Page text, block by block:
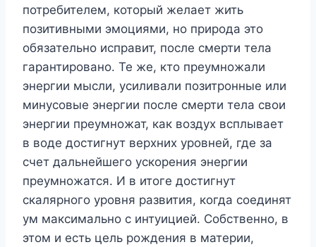
потребителем, который желает жить
позитивными эмоциями, но природа это
обязательно исправит, после смерти тела
гарантировано. Те же, кто преумножали
энергии мысли, усиливали позитронные или
минусовые энергии после смерти тела свои
энергии преумножат, как воздух всплывает
в воде достигнут верхних уровней, где за
счет дальнейшего ускорения энергии
преумножатся. И в итоге достигнут
скалярного уровня развития, когда соединят
ум максимально с интуицией. Собственно, в
этом и есть цель рождения в материи,